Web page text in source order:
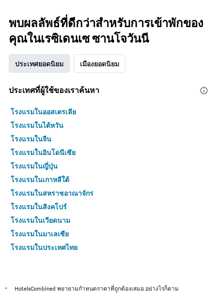
พบผลลัพธ์ที่ดีกว่าสำหรับการเข้าพักของ
คุณในเรซิเดนเซ ซานโจวันนี
ประเทศยอดนิยม เมืองยอดนิยม
ประเทศที่ผู้ใช้ของเราค้นหา
โรงแรมในออสเตรเลีย
โรงแรมในไต้หวัน
โรงแรมในจีน
โรงแรมในอินโดนีเซีย
โรงแรมในญี่ปุ่น
โรงแรมในเกาหลีใต้
โรงแรมในสหราชอาณาจักร
โรงแรมในสิงคโปร์
โรงแรมในเวียดนาม
โรงแรมในมาเลเซีย
โรงแรมในประเทศไทย
*
HotelsCombined พยายามกำหนดราคาที่ถูกต้องเสมอ อย่างไรก็ตาม